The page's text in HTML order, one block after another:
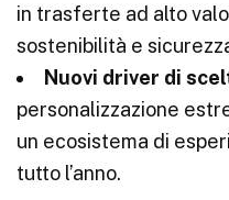
in trasferte ad alto
sostenibilità e
Nuovi driver di
personalizzazione
un ecosistema di
tutto l’anno.